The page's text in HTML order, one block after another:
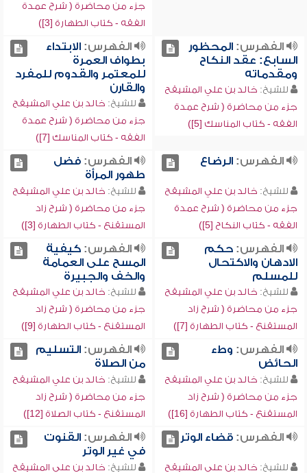
جزء من محاضرة ( شرح عمدة
الفقه - كتاب الطهارة [3])
الفهرس:المحظور
السابع: عقد النكاح
ومقدماته
للشيخ: خالد بن علي المشيقح
جزء من محاضرة ( شرح عمدة
الفقه - كتاب المناسك [5])
الفهرس:الابتداء
بطواف العمرة
للمعتمر والقدوم للمفرد
والقارن
للشيخ: خالد بن علي المشيقح
جزء من محاضرة ( شرح عمدة
الفقه - كتاب المناسك [7])
الفهرس:الرضاع
للشيخ: خالد بن علي المشيقح
جزء من محاضرة ( شرح عمدة
الفقه - كتاب النكاح [5])
الفهرس:فضل
طهور المرأة
للشيخ: خالد بن علي المشيقح
جزء من محاضرة ( شرح زاد
المستقنع - كتاب الطهارة [3])
الفهرس:حكم
الادهان والاكتحال
للمسلم
للشيخ: خالد بن علي المشيقح
جزء من محاضرة ( شرح زاد
المستقنع - كتاب الطهارة [7])
الفهرس:كيفية
المسح على العمامة
والخف والجبيرة
للشيخ: خالد بن علي المشيقح
جزء من محاضرة ( شرح زاد
المستقنع - كتاب الطهارة [9])
الفهرس: وطء
الحائض
للشيخ: خالد بن علي المشيقح
جزء من محاضرة ( شرح زاد
المستقنع - كتاب الطهارة [16])
الفهرس:التسليم
من الصلاة
للشيخ: خالد بن علي المشيقح
جزء من محاضرة ( شرح زاد
المستقنع - كتاب الصلاة [12])
الفهرس:قضاء الوتر
للشيخ: خالد بن علي المشيقح
الفهرس:القنوت
في غير الوتر
للشيخ: خالد بن علي المشيقح